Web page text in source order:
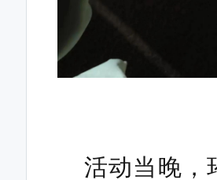
活动当晚，